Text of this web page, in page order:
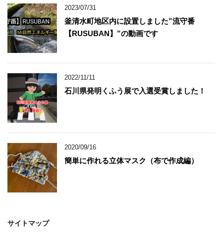
2023/07/31
釜清水町地区内に設置しました”流守番
【RUSUBAN】”の動画です
2022/11/11
石川県発明くふう展で入選受賞しました！
2020/09/16
簡単に作れる立体マスク（布で作成編）
サイトマップ